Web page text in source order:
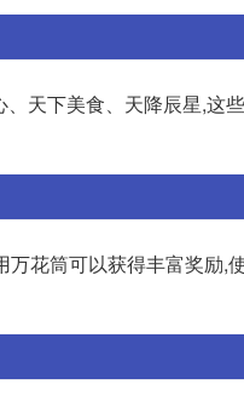
天下美食、天降辰星,这
花筒可以获得丰富奖励,